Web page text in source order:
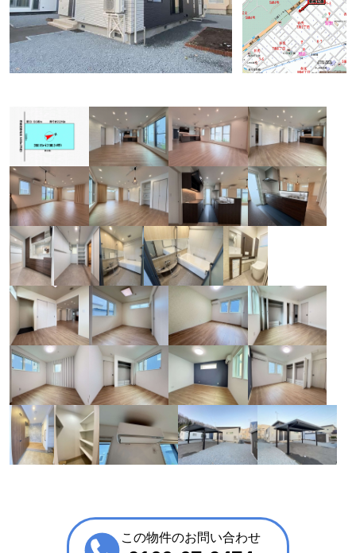
この物件のお問い合わせ